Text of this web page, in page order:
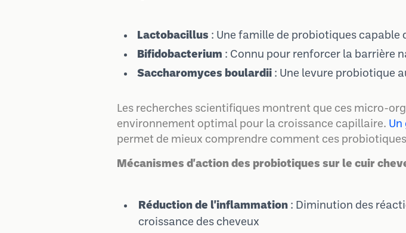
Lactobacillus : Une famille de probiotiques
Bifidobacterium : Connu pour renforcer la barrière
Saccharomyces boulardii : Une levure probiotique
Les recherches scientifiques montrent que ces micro-
environnement optimal pour la croissance capillaire.
permet de mieux comprendre comment ces
Mécanismes d'action des probiotiques sur le cuir
Réduction de l'inflammation : Diminution des
croissance des cheveux